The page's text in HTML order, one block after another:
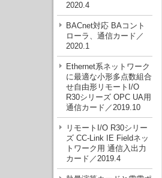
2020.4
BACnet対応 BAコント
ローラ、通信カード／
2020.1
Ethernet系ネットワーク
に最適な小形多点数組合
せ自由形リモートI/O
R30シリーズ OPC UA用
通信カード／2019.10
リモートI/O R30シリー
ズ CC-Link IE Fieldネッ
トワーク用 通信入出力
カード／2019.4